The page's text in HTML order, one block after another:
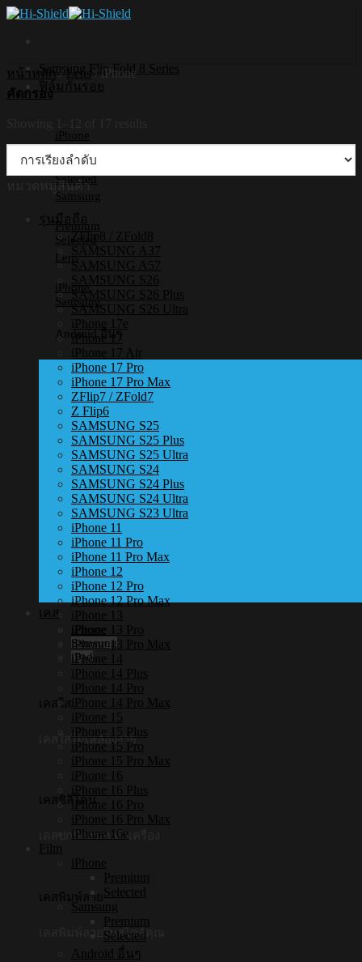
Skip
Samsung Flip Fold 8 Series
ฟิล์มกันรอย
iPhone
Premium
Selected
Samsung
Premium
Selected
Lens
iPhone
Samsung
Android อื่นๆ
เคส
iPhone
Samsung
iPad
เคสใส
เคสใสไม่เหลืองง่าย
เคสซิลิโคน
เคสปกป้องรอบตัวเครื่อง
เคสพิมพ์ลาย
เคสพิมพ์ลายในสไตล์คุณ
หน้าหลัก / Lens /iPhone
คัดกรอง
หมวดหมู่สินค้า
รุ่นมือถือ
ZFlip8 / ZFold8
SAMSUNG A37
SAMSUNG A57
SAMSUNG S26
SAMSUNG S26 Plus
SAMSUNG S26 Ultra
iPhone 17e
iPhone 17
iPhone 17 Air
iPhone 17 Pro
iPhone 17 Pro Max
ZFlip7 / ZFold7
Z Flip6
SAMSUNG S25
SAMSUNG S25 Plus
SAMSUNG S25 Ultra
SAMSUNG S24
SAMSUNG S24 Plus
SAMSUNG S24 Ultra
SAMSUNG S23 Ultra
iPhone 11
iPhone 11 Pro
iPhone 11 Pro Max
iPhone 12
iPhone 12 Pro
iPhone 12 Pro Max
iPhone 13
iPhone 13 Pro
iPhone 13 Pro Max
iPhone 14
iPhone 14 Plus
iPhone 14 Pro
iPhone 14 Pro Max
iPhone 15
iPhone 15 Plus
iPhone 15 Pro
iPhone 15 Pro Max
iPhone 16
iPhone 16 Plus
iPhone 16 Pro
iPhone 16 Pro Max
iPhone 16e
Film
iPhone
Premium
Selected
Samsung
Premium
Selected
Android อื่นๆ